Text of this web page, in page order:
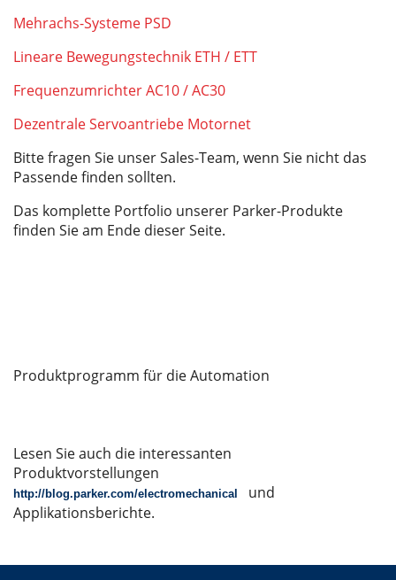
Mehrachs-Systeme PSD
Lineare Bewegungstechnik ETH / ETT
Frequenzumrichter AC10 / AC30
Dezentrale Servoantriebe Motornet
Bitte fragen Sie unser Sales-Team, wenn Sie nicht das
Passende finden sollten.
Das komplette Portfolio unserer Parker-Produkte
finden Sie am Ende dieser Seite.
Produktprogramm für die Automation
Lesen Sie auch die interessanten
Produktvorstellungen
http://blog.parker.com/electromechanical
und
Applikationsberichte.